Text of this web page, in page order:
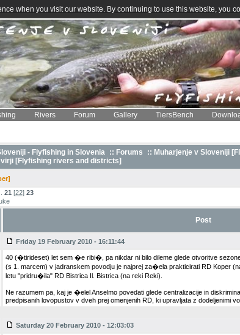
Rivers Forum Gallery TiersBench
- Flyfishing in Slovenia :: Forums
:: Muharjenje v Sloveniji
[Flyfishing rivers and districts]
21 [22] 23
Post
Friday 19 February 2010 - 16:11:44
40 (�tirideset) let sem �e ribi�, pa nikdar ni bilo dileme glede otvoritve
(s 1. marcem) v jadranskem povodju je najprej za�ela prakticirati RD Koper
letu "pridru�ila" RD Bistrica Il. Bistrica (na reki Reki).
Ne razumem pa, kaj je �elel Anselmo povedati glede centralizacije in
predpisanih lovopustov v dveh prej omenjenih RD, ki upravljata z dodeljenimi
Saturday 20 February 2010 - 12:03:03
when you visit our website. By continuing to use this website, you